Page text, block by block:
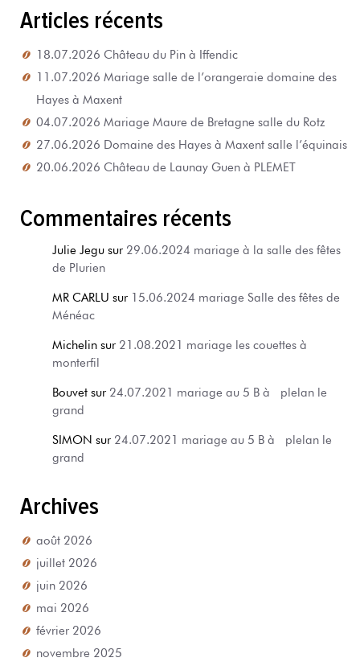
Articles récents
18.07.2026 Château du Pin à Iffendic
11.07.2026 Mariage salle de l’orangeraie domaine des
Hayes à Maxent
04.07.2026 Mariage Maure de Bretagne salle du Rotz
27.06.2026 Domaine des Hayes à Maxent salle l’équinais
20.06.2026 Château de Launay Guen à PLEMET
Commentaires récents
Julie Jegu sur 29.06.2024 mariage à la salle des fêtes
de Plurien
MR CARLU sur 15.06.2024 mariage Salle des fêtes de
Ménéac
Michelin sur 21.08.2021 mariage les couettes à
monterfil
Bouvet sur 24.07.2021 mariage au 5 B à plelan le
grand
SIMON sur 24.07.2021 mariage au 5 B à plelan le
grand
Archives
août 2026
juillet 2026
juin 2026
mai 2026
février 2026
novembre 2025